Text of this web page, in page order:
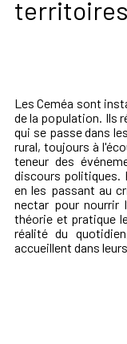
territoires
Les Ceméa sont
de la population. Ils
qui se passe dans
rural, toujours à
teneur des
discours politiques.
en les passant au
nectar pour nourrir
théorie et pratique
réalité du
accueillent dans